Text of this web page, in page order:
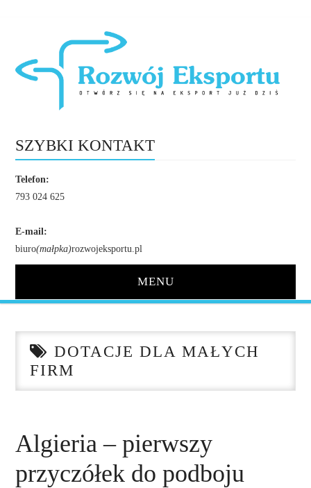
SZYBKI KONTAKT
Telefon:
793 024 625
E-mail:
biuro(małpka)rozwojeksportu.pl
MENU
O NAS
DORADZTWO
PLAN ROZWOJU EKSPORTU
DOTACJE DLA MAŁYCH
FIRM
Algieria – pierwszy
przyczółek do podboju